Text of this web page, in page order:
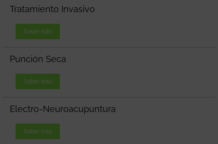
Tratamiento Invasivo
Saber más
Punción Seca
Saber más
Electro-Neuroacupuntura
Saber más